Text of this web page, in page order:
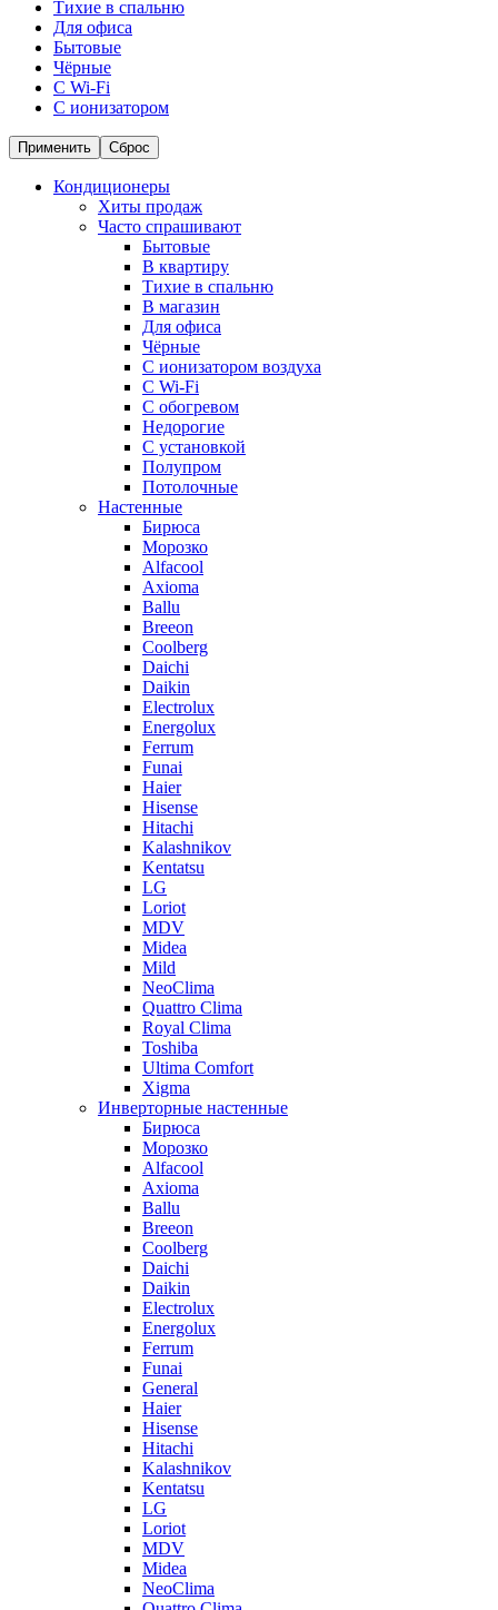
Тихие в спальню
Для офиса
Бытовые
Чёрные
С Wi-Fi
С ионизатором
Применить Сброс
Кондиционеры
Хиты продаж
Часто спрашивают
Бытовые
В квартиру
Тихие в спальню
В магазин
Для офиса
Чёрные
С ионизатором воздуха
С Wi-Fi
С обогревом
Недорогие
С установкой
Полупром
Потолочные
Настенные
Бирюса
Морозко
Alfacool
Axioma
Ballu
Breeon
Coolberg
Daichi
Daikin
Electrolux
Energolux
Ferrum
Funai
Haier
Hisense
Hitachi
Kalashnikov
Kentatsu
LG
Loriot
MDV
Midea
Mild
NeoClima
Quattro Clima
Royal Clima
Toshiba
Ultima Comfort
Xigma
Инверторные настенные
Бирюса
Морозко
Alfacool
Axioma
Ballu
Breeon
Coolberg
Daichi
Daikin
Electrolux
Energolux
Ferrum
Funai
General
Haier
Hisense
Hitachi
Kalashnikov
Kentatsu
LG
Loriot
MDV
Midea
NeoClima